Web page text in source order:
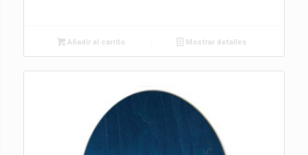
Añadir al carrito Mostrar detalles